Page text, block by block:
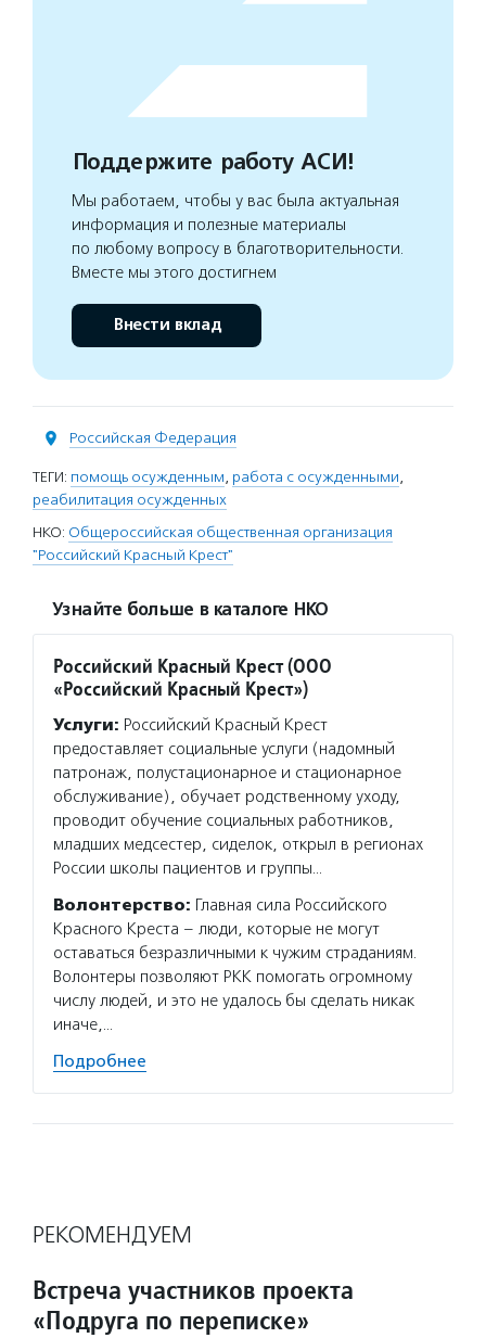
Поддержите работу АСИ!
Мы работаем, чтобы у вас была актуальная
информация и полезные материалы
по любому вопросу в благотворительности.
Вместе мы этого достигнем
Внести вклад
Российская Федерация
ТЕГИ: помощь осужденным, работа с осужденными,
реабилитация осужденных
НКО: Общероссийская общественная организация
"Российский Красный Крест"
Узнайте больше в каталоге НКО
Российский Красный Крест (ООО
«Российский Красный Крест»)
Услуги: Российский Красный Крест
предоставляет социальные услуги (надомный
патронаж, полустационарное и стационарное
обслуживание), обучает родственному уходу,
проводит обучение социальных работников,
младших медсестер, сиделок, открыл в регионах
России школы пациентов и группы…
Волонтерство: Главная сила Российского
Красного Креста – люди, которые не могут
оставаться безразличными к чужим страданиям.
Волонтеры позволяют РКК помогать огромному
числу людей, и это не удалось бы сделать никак
иначе,…
Подробнее
РЕКОМЕНДУЕМ
Встреча участников проекта
«Подруга по переписке»